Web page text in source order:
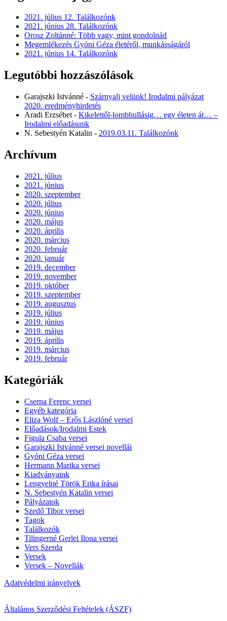
2021. július 12. Találkozónk
2021. június 28. Találkozónk
Orosz Zoltánné: Több vagy, mint gondolnád
Megemlékezés Gyóni Géza életéről, munkásságáról
2021. június 14. Találkozónk
Legutóbbi hozzászólások
Garajszki Istvánné - Szárnyalj velünk! Irodalmi pályázat
2020. eredményhirdetés
Aradi Erzsébet - Kikelettől-lombhullásig… egy életen át… –
Irodalmi előadásunk
N. Sebestyén Katalin - 2019.03.11. Találkozónk
Archívum
2021. július
2021. június
2020. szeptember
2020. július
2020. június
2020. május
2020. április
2020. március
2020. február
2020. január
2019. december
2019. november
2019. október
2019. szeptember
2019. augusztus
2019. július
2019. június
2019. május
2019. április
2019. március
2019. február
Kategóriák
Cserna Ferenc versei
Egyéb kategória
Eliza Wolf – Erős Lászlóné versei
Előadások/Irodalmi Estek
Figula Csaba versei
Garajszki Istvánné versei novellái
Gyóni Géza versei
Hermann Marika versei
Kiadványaink
Lengyelné Török Erika írásai
N. Sebestyén Katalin versei
Pályázatok
Szedő Tibor versei
Tagok
Találkozók
Tilingerné Gerlei Ilona versei
Vers Szerda
Versek
Versek – Novellák
Adatvédelmi irányelvek
Általános Szerződési Feltételek (ÁSZF)